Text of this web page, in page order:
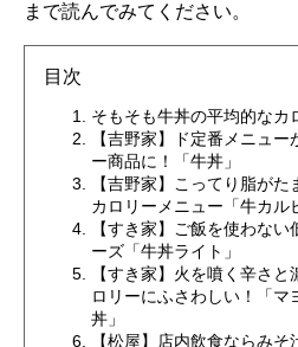
まで読んでみてください。
目次
そもそも牛丼の平均的なカ
【吉野家】ド定番メニュ
ー商品に！「牛丼」
【吉野家】こってり脂が
カロリーメニュー「牛カル
【すき家】ご飯を使わな
ーズ「牛丼ライト」
【すき家】火を噴く辛さ
ロリーにふさわしい！「マ
丼」
【松屋】店内飲食ならみ